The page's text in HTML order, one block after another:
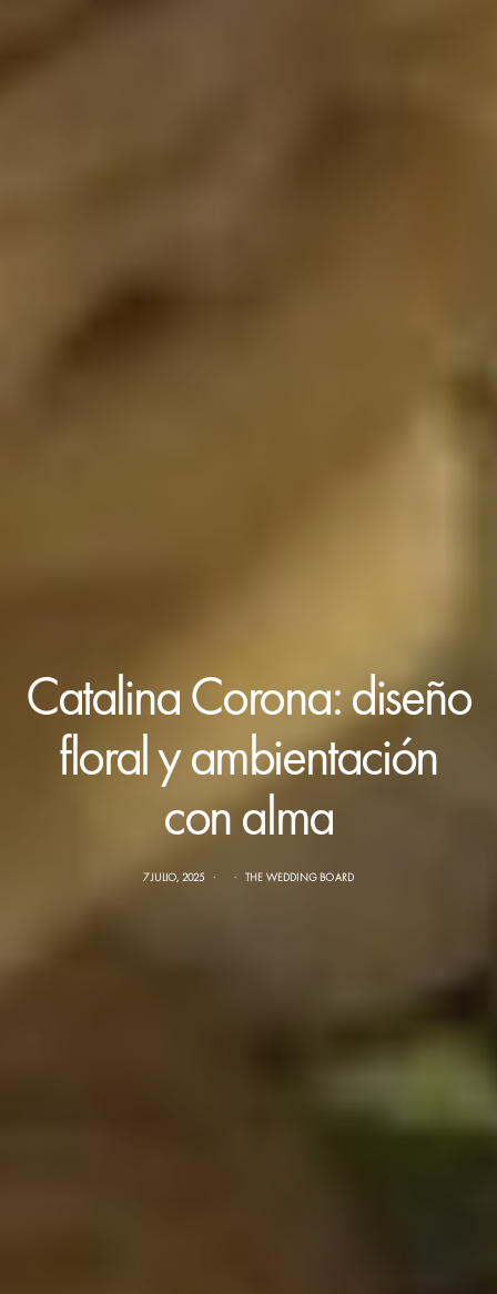
Catalina Corona: diseño
floral y ambientación
con alma
7 JULIO, 2025 THE WEDDING BOARD